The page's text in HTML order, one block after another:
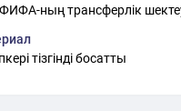
ның трансферлік
тізгінді босатты